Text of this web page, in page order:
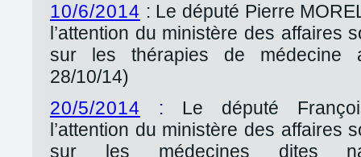
10/6/2014 : Le député Pierre
l’attention du ministère des affaires
sur les thérapies de médecine
28/10/14)
20/5/2014 : Le député
l’attention du ministère des affaires
sur les médecines dites